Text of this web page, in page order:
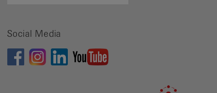
Social Media